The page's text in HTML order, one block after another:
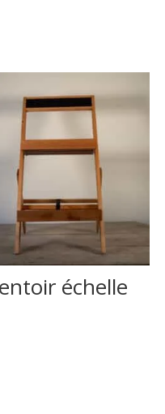
échelle